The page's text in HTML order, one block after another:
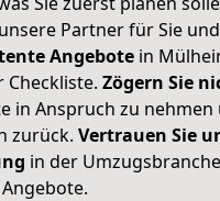
Partner für Sie
Angebote in
Checkliste. Zögern Sie
in Anspruch zu nehmen
zurück. Vertrauen Sie
in der